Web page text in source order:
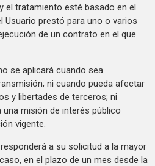
el tratamiento esté basado en el
Usuario prestó para uno o varios
de un contrato en el que
se aplicará cuando sea
ni cuando pueda afectar
y libertades de terceros; ni
misión de interés público
vigente.
a su solicitud a la mayor
en el plazo de un mes desde la